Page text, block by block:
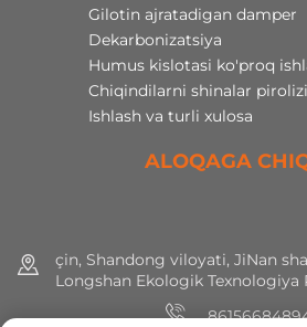
Gilotin ajratadigan damper
Dekarbonizatsiya
Humus kislotasi ko'proq
Chiqindilarni shinalar pirolizi
Ishlash va turli xulosa
ALOQAGA
çin, Shandong viloyati, JiNan
Longshan Ekologik Texnologiya